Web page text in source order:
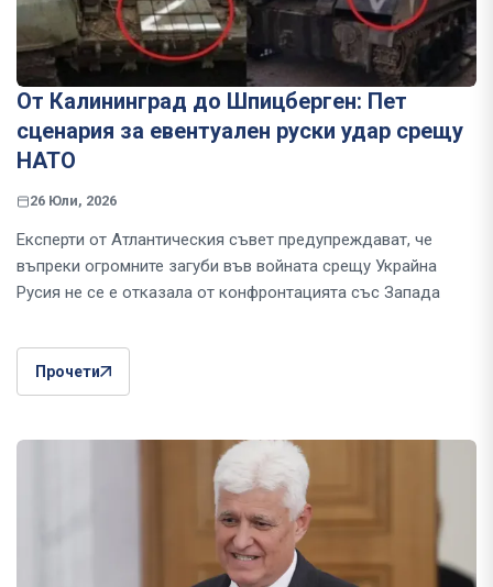
От Калининград до Шпицберген: Пет
сценария за евентуален руски удар срещу
НАТО
26 Юли, 2026
Експерти от Атлантическия съвет предупреждават, че
въпреки огромните загуби във войната срещу Украйна
Русия не се е отказала от конфронтацията със Запада
Прочети